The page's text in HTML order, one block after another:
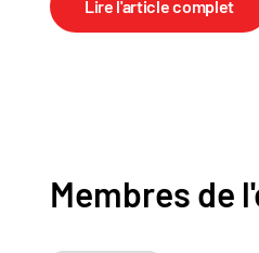
Lire l'article complet
Membres de